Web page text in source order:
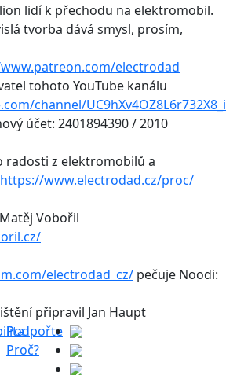
lidí k přechodu na elektromobil.
tvorba dává smysl, prosím,
electrodad
tohoto YouTube kanálu
channel/
účet: 2401894390 / 2010
radosti z elektromobilů a
https://www.electrodad.cz/proc/
Vobořil
electrodad_cz/ pečuje Noodi:
připravil Jan Haupt
Podpořte
Proč?